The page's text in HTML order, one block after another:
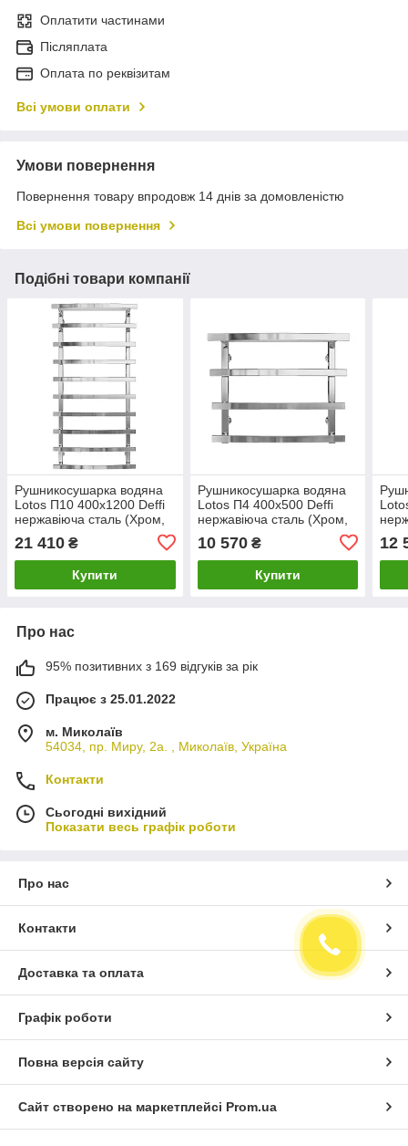
Оплатити частинами
Післяплата
Оплата по реквізитам
Всі умови оплати
Умови повернення
Повернення товару впродовж 14 днів за домовленістю
Всі умови повернення
Подібні товари компанії
Рушникосушарка водяна
Lotos П10 400х1200 Deffi
нержавіюча сталь (Хром,
21 410 ₴
Купити
Рушникосушарка водяна
Lotos П4 400х500 Deffi
нержавіюча сталь (Хром,
10 570₴
Купити
12
Про нас
95% позитивних з 169 відгуків за рік
Працює з 25.01.2022
м. Миколаїв
54034, пр. Миру, 2а. , Миколаїв, Україна
Контакти
Сьогодні вихідний
Показати весь графік роботи
Про нас
Контакти
Доставка та оплата
Графік роботи
Повна версія сайту
Сайт створено на маркетплейсі Prom.ua